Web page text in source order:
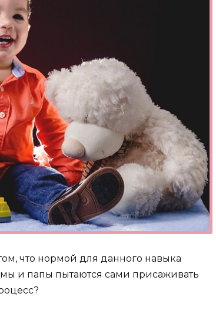
что нормой для данного навыка
и папы пытаются сами присаживать